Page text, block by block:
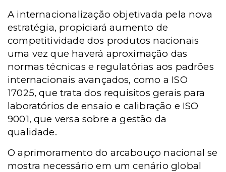
A internacionalização objetivada pela nova
estratégia, propiciará aumento de
competitividade dos produtos nacionais
uma vez que haverá aproximação das
normas técnicas e regulatórias aos padrões
internacionais avançados, como a ISO
17025, que trata dos requisitos gerais para
laboratórios de ensaio e calibração e ISO
9001, que versa sobre a gestão da
qualidade.
O aprimoramento do arcabouço nacional se
mostra necessário em um cenário global